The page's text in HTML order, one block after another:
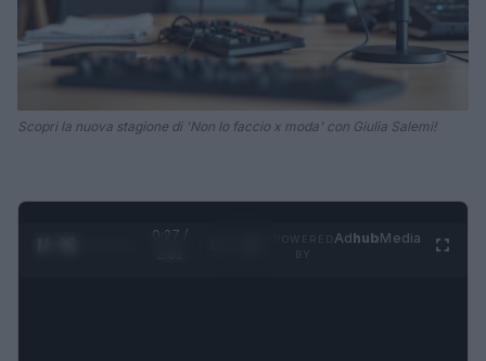
Scopri la nuova stagione di 'Non lo faccio x moda' con Giulia Salemi!
0:28 /
AdhubMedia